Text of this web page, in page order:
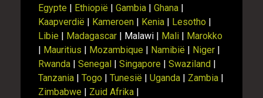
Egypte | Ethiopië | Gambia | Ghana |
Kaapverdië | Kameroen | Kenia | Lesotho |
Libie | Madagascar | Malawi | Mali | Marokko
| Mauritius | Mozambique | Namibië | Niger |
Rwanda | Senegal | Singapore | Swaziland |
Tanzania | Togo | Tunesië | Uganda | Zambia |
Zimbabwe | Zuid Afrika |